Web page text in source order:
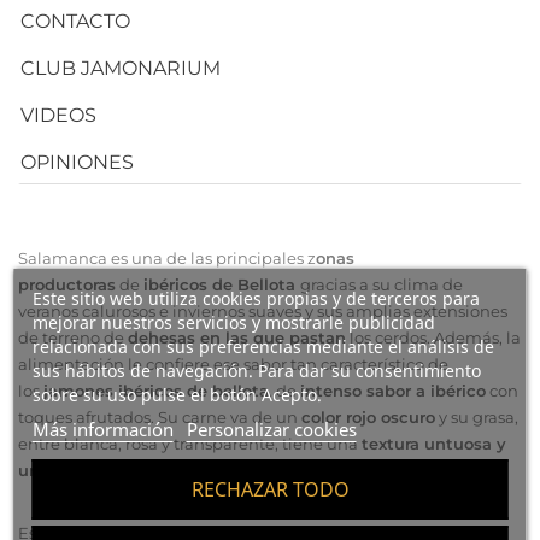
Este sitio web utiliza cookies propias y de terceros para
mejorar nuestros servicios y mostrarle publicidad
relacionada con sus preferencias mediante el análisis de
sus hábitos de navegación. Para dar su consentimiento
sobre su uso pulse el botón Acepto.
Más información Personalizar cookies
RECHAZAR TODO
CONTACTO
CLUB JAMONARIUM
VIDEOS
OPINIONES
Salamanca es una de las principales zonas
productoras de ibéricos de Bellota gracias a su clima de
veranos calurosos e inviernos suaves y sus amplias extensiones
de terreno de dehesas en las que pastanlos cerdos. Además, la
alimentación le confiere ese sabor tan característico de
losjamones ibéricos de bellota, deintenso sabor a ibéricocon
toques afrutados. Su carne va de un color rojo oscuroy su grasa,
entre blanca, rosa y transparente, tiene una textura untuosa y
un aroma intenso
Es un producto de